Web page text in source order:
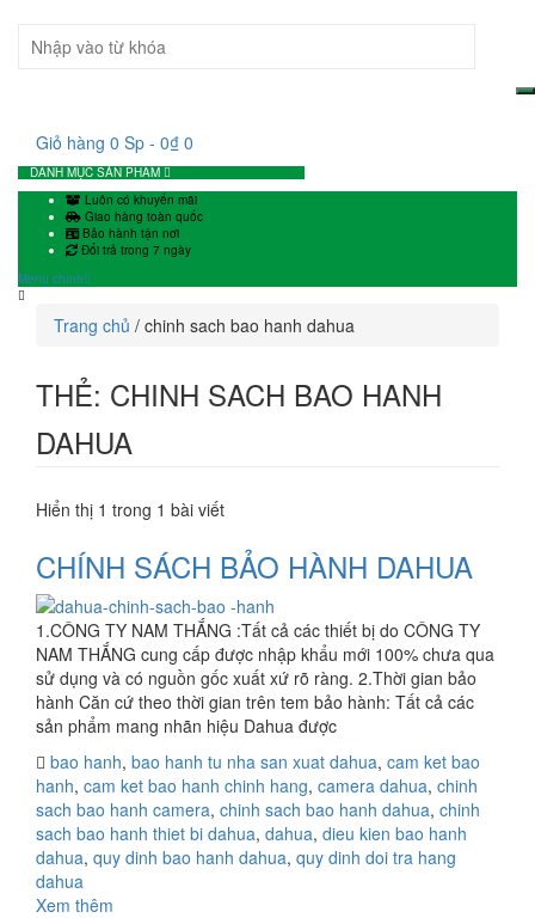
Giỏ hàng 0 Sp - 0₫ 0
DANH MỤC SẢN PHẨM
Luôn có khuyến mãi
Giao hàng toàn quốc
Bảo hành tận nơi
Đổi trả trong 7 ngày
Menu chính
Trang chủ / chinh sach bao hanh dahua
THẺ: CHINH SACH BAO HANH
DAHUA
Hiển thị 1 trong 1 bài viết
CHÍNH SÁCH BẢO HÀNH DAHUA
1.CÔNG TY NAM THẮNG :Tất cả các thiết bị do CÔNG TY
NAM THẮNG cung cấp được nhập khẩu mới 100% chưa qua
sử dụng và có nguồn gốc xuất xứ rõ ràng. 2.Thời gian bảo
hành Căn cứ theo thời gian trên tem bảo hành: Tất cả các
sản phẩm mang nhãn hiệu Dahua được
bao hanh, bao hanh tu nha san xuat dahua, cam ket bao
hanh, cam ket bao hanh chinh hang, camera dahua, chinh
sach bao hanh camera, chinh sach bao hanh dahua, chinh
sach bao hanh thiet bi dahua, dahua, dieu kien bao hanh
dahua, quy dinh bao hanh dahua, quy dinh doi tra hang
dahua
Xem thêm